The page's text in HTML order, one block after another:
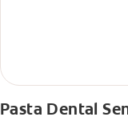
Pasta Dental